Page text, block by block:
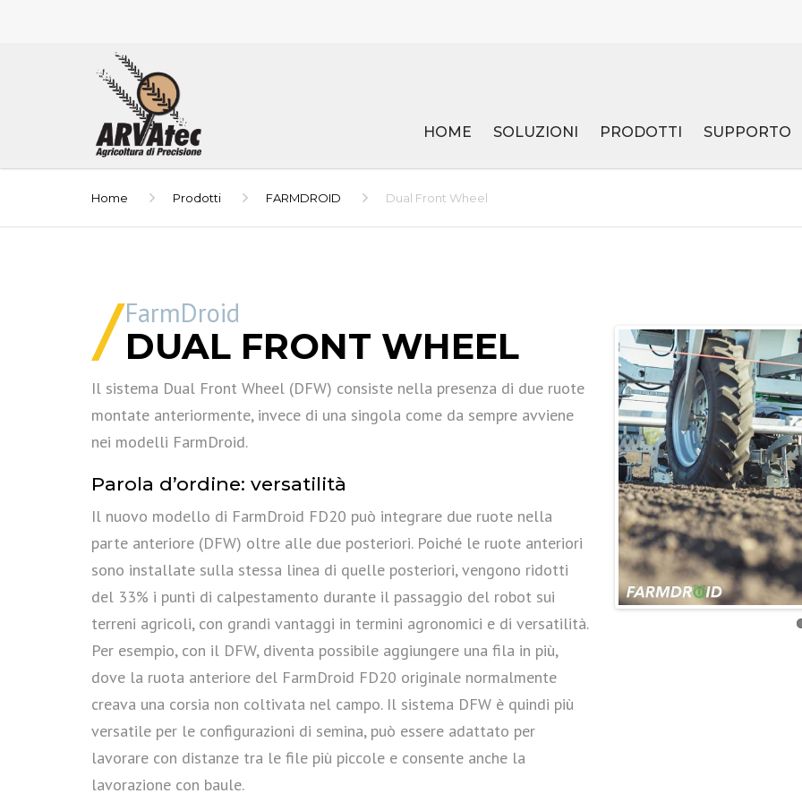
HOME SOLUZIONI PRODOTTI
WAGNER
FARMDROID
OCCASIONI
SERVIZI
SUPPORTO
Home Prodotti FARMDROID Dual Front Wheel
FarmDroid
DUAL FRONT WHEEL
Il sistema Dual Front Wheel (DFW) consiste nella presenza di due ruote
montate anteriormente, invece di una singola come da sempre avviene
nei modelli FarmDroid.
Parola d’ordine: versatilità
Il nuovo modello di FarmDroid FD20 può integrare due ruote nella
parte anteriore (DFW) oltre alle due posteriori. Poiché le ruote anteriori
sono installate sulla stessa linea di quelle posteriori, vengono ridotti
del 33% i punti di calpestamento durante il passaggio del robot sui
terreni agricoli, con grandi vantaggi in termini agronomici e di versatilità.
Per esempio, con il DFW, diventa possibile aggiungere una fila in più,
dove la ruota anteriore del FarmDroid FD20 originale normalmente
creava una corsia non coltivata nel campo. Il sistema DFW è quindi più
versatile per le configurazioni di semina, può essere adattato per
lavorare con distanze tra le file più piccole e consente anche la
lavorazione con baule.